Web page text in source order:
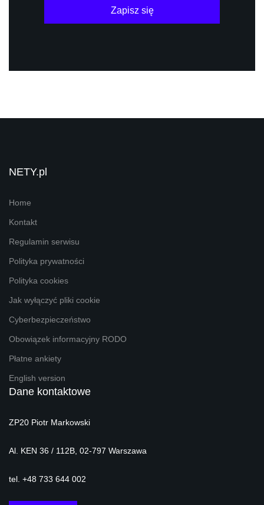
Zapisz się
NETY.pl
Home
Kontakt
Regulamin serwisu
Polityka prywatności
Polityka cookies
Jak wyłączyć pliki cookie
Cyberbezpieczeństwo
Obowiązek informacyjny RODO
Płatne ankiety
English version
Dane kontaktowe
ZP20 Piotr Markowski
Al. KEN 36 / 112B, 02-797 Warszawa
tel. +48 733 644 002